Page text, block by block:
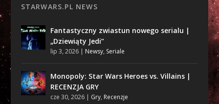
STARWARS.PL NEWS
Fantastyczny zwiastun nowego serialu |
„Dziewiąty Jedi”
lip 3, 2026| Newsy, Seriale
Monopoly: Star Wars Heroes vs. Villains |
RECENZJA GRY
cze 30, 2026| Gry, Recenzje